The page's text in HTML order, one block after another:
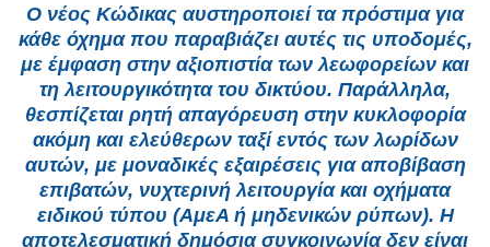
Ο νέος Κώδικας αυστηροποιεί τα πρόστιμα για
κάθε όχημα που παραβιάζει αυτές τις υποδομές,
με έμφαση στην αξιοπιστία των λεωφορείων και
τη λειτουργικότητα του δικτύου. Παράλληλα,
θεσπίζεται ρητή απαγόρευση στην κυκλοφορία
ακόμη και ελεύθερων ταξί εντός των λωρίδων
αυτών, με μοναδικές εξαιρέσεις για αποβίβαση
επιβατών, νυχτερινή λειτουργία και οχήματα
ειδικού τύπου (ΑμεΑ ή μηδενικών ρύπων). Η
αποτελεσματική δημόσια συγκοινωνία δεν είναι